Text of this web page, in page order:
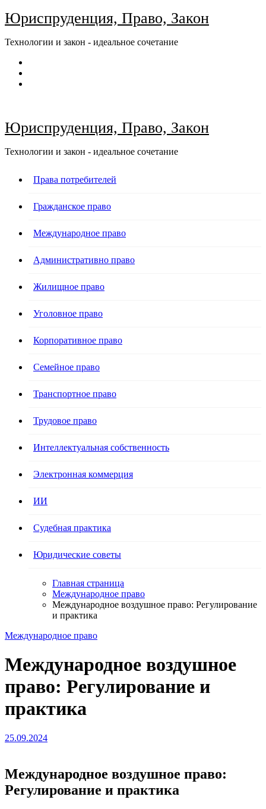
Перейти
к
Юриспруденция, Право, Закон
Технологии и закон - идеальное сочетание
Юриспруденция, Право, Закон
Технологии и закон - идеальное сочетание
Права потребителей
Гражданское право
Международное право
Административно право
Жилищное право
Уголовное право
Корпоративное право
Семейное право
Транспортное право
Трудовое право
Интеллектуальная собственность
Электронная коммерция
ИИ
Судебная практика
Юридические советы
Главная страница
Международное право
Международное воздушное право: Регулирование
и практика
Международное право
Международное воздушное
право: Регулирование и
практика
25.09.2024
Международное воздушное право:
Регулирование и практика